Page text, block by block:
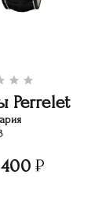
Perrelet